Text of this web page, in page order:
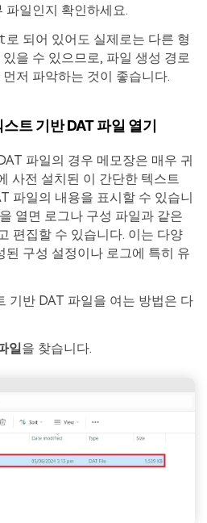
파일인지 확인하세요.
로 되어 있어도 실제로는 다른 형
을 수 있으므로, 파일 생성 경로
저 파악하는 것이 좋습니다.
트 기반 DAT 파일 열기
파일의 경우 메모장은 매우 귀
사전 설치된 이 간단한 텍스트
파일의 내용을 표시할 수 있습니
열면 로그나 구성 파일과 같은
편집할 수 있습니다. 이는 다양
된 구성 설정이나 로그에 특히 유
기반 DAT 파일을 여는 방법은 다
일을 찾습니다.